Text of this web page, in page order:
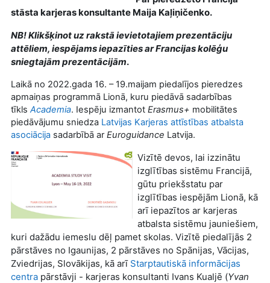
stāsta karjeras konsultante Maija Kaļiņičenko.
NB! Klikšķinot uz rakstā ievietotajiem prezentāciju
attēliem, iespējams iepazīties ar Francijas kolēģu
sniegtajām prezentācijām.
Laikā no 2022.gada 16. – 19.maijam piedalījos pieredzes
apmaiņas programmā Lionā, kuru piedāvā sadarbības
tīkls Academia. Iespēju izmantot Erasmus+ mobilitātes
piedāvājumu sniedza Latvijas Karjeras attīstības atbalsta
asociācija sadarbībā arEuroguidance Latvija.
Vizītē devos, lai izzinātu
izglītības sistēmu Francijā,
gūtu priekšstatu par
izglītības iespējām Lionā, kā
arī iepazītos ar karjeras
atbalsta sistēmu jauniešiem,
kuri dažādu iemeslu dēļ pamet skolas. Vizītē piedalījās 2
pārstāves no Igaunijas, 2 pārstāves no Spānijas, Vācijas,
Zviedrijas, Slovākijas, kā arī Starptautiskā informācijas
centra pārstāvji - karjeras konsultanti Ivans Kualjē (Yvan